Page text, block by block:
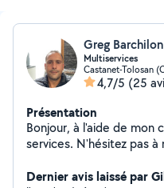
Greg Barchilon
Multiservices
Castanet-Tolosan
4,7/5 (25
Présentation
Bonjour, à l'aide de mon
services. N'hésitez pas
Dernier avis laissé par